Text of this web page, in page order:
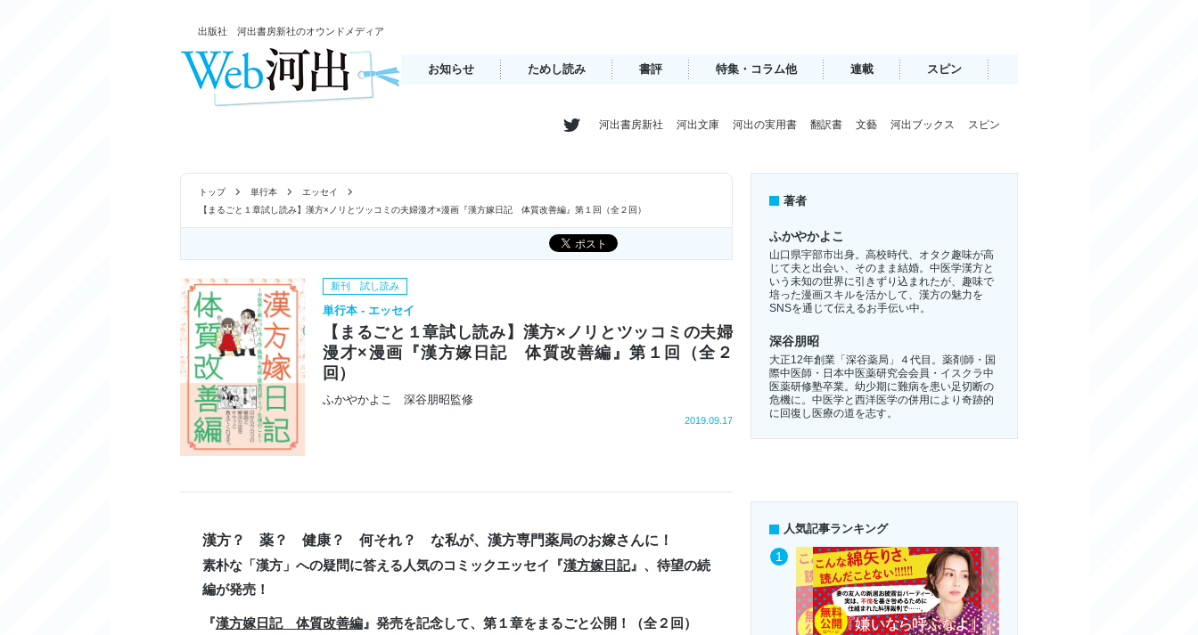
出版社 河出書房新社のオウンドメディア
お知らせ ためし読み 書評 特集・コラム他 連載 スピン
河出書房新社 河出文庫 河出の実用書 翻訳書 文藝 河出ブックス スピン
トップ 単行本
エッセイ
【まるごと１章試し読み】漢方×ノリとツッコミの夫婦漫才×漫画『漢方嫁日記 体質改善編』第１回（全２回）
新刊 試し読み
単行本 - エッセイ
【まるごと１章試し読み】漢方×ノリとツッコミの夫婦
漫才×漫画『漢方嫁日記 体質改善編』第１回（全２
回）
ふかやかよこ 深谷朋昭監修
2019.09.17
漢方？ 薬？ 健康？ 何それ？ な私が、漢方専門薬局のお嫁さんに！
素朴な「漢方」への疑問に答える人気のコミックエッセイ『漢方嫁日記』、待望の続
編が発売！
『漢方嫁日記 体質改善編』発売を記念して、第１章をまるごと公開！（全２回）
著者
ふかやかよこ
山口県宇部市出身。高校時代、オタク趣味が高
じて夫と出会い、そのまま結婚。中医学漢方と
いう未知の世界に引きずり込まれたが、趣味で
培った漫画スキルを活かして、漢方の魅力を
SNSを通じて伝えるお手伝い中。
深谷朋昭
大正12年創業「深谷薬局」４代目。薬剤師・国
際中医師・日本中医薬研究会会員・イスクラ中
医薬研修塾卒業。幼少期に難病を患い足切断の
危機に。中医学と西洋医学の併用により奇跡的
に回復し医療の道を志す。
人気記事ランキング